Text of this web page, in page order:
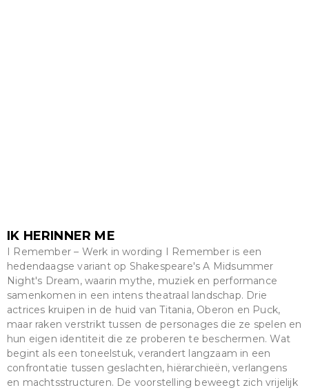
IK HERINNER ME
I Remember – Werk in wording I Remember is een
hedendaagse variant op Shakespeare's A Midsummer
Night's Dream, waarin mythe, muziek en performance
samenkomen in een intens theatraal landschap. Drie
actrices kruipen in de huid van Titania, Oberon en Puck,
maar raken verstrikt tussen de personages die ze spelen en
hun eigen identiteit die ze proberen te beschermen. Wat
begint als een toneelstuk, verandert langzaam in een
confrontatie tussen geslachten, hiërarchieën, verlangens
en machtsstructuren. De voorstelling beweegt zich vrijelijk